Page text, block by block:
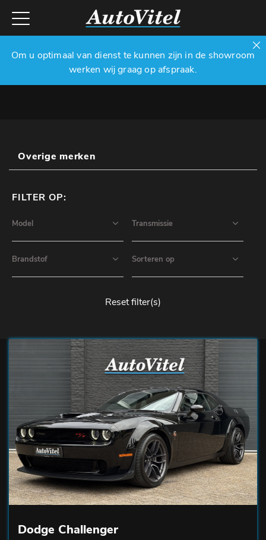
Om u optimaal van dienst te kunnen zijn in de showroom
werken wij graag op afspraak.
Overige merken
FILTER OP:
Reset filter(s)
Dodge Challenger